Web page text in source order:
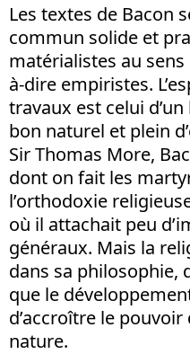
Les textes de Bacon
commun solide et
matérialistes au sens
à-dire empiristes.
travaux est celui
bon naturel et plein
Sir Thomas More,
dont on fait les
l’orthodoxie
où il attachait peu
généraux. Mais la
dans sa philosophie,
que le
d’accroître le pouvoir
nature.